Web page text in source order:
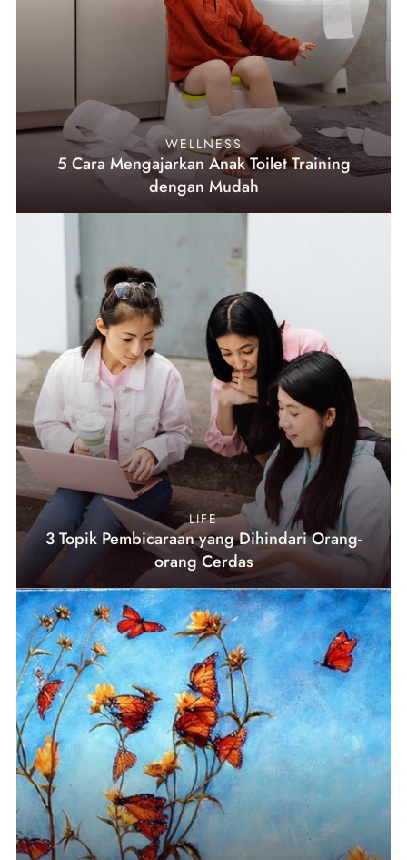
WELLNESS
5 Cara Mengajarkan Anak Toilet Training
dengan Mudah
LIFE
3 Topik Pembicaraan yang Dihindari Orang-
orang Cerdas